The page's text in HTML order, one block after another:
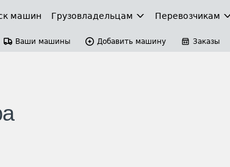
машин Грузовладельцам Перевозчикам
Ваши машины Добавить машину Заказы